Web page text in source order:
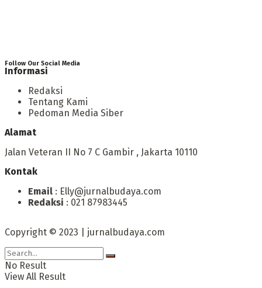
Follow Our Social Media
Informasi
Redaksi
Tentang Kami
Pedoman Media Siber
Alamat
Jalan Veteran II No 7 C Gambir , Jakarta 10110
Kontak
Email : Elly@jurnalbudaya.com
Redaksi : 021 87983445
Copyright © 2023 | jurnalbudaya.com
No Result
View All Result